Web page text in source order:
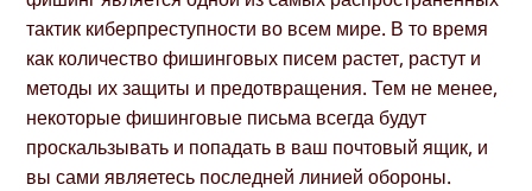
тактик киберпреступности во всем мире. В то время
как количество фишинговых писем растет, растут и
методы их защиты и предотвращения. Тем не менее,
некоторые фишинговые письма всегда будут
проскальзывать и попадать в ваш почтовый ящик, и
вы сами являетесь последней линией обороны.